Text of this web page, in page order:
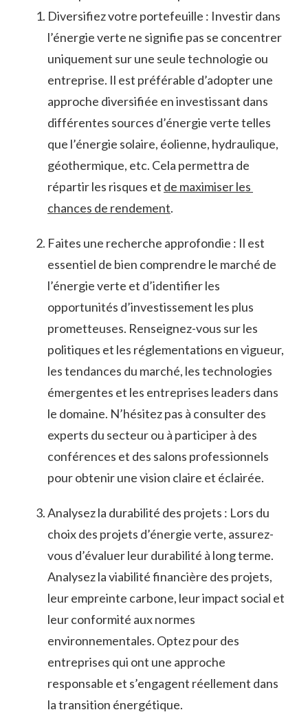
Diversifiez ‌votre portefeuille : Investir ⁣dans
l’énergie verte ne signifie pas se concentrer
⁣uniquement sur une seule technologie ou
entreprise.​ Il⁢ est préférable⁣ d’adopter une
approche diversifiée en investissant dans
différentes sources d’énergie verte telles
que l’énergie ​solaire, éolienne, hydraulique,⁣
géothermique, ⁤etc. ⁢Cela permettra⁣ de
répartir⁢ les⁢ risques ‍et de maximiser les ​
chances‍ de rendement.
Faites⁤ une recherche approfondie‍ :⁤ Il est
essentiel de bien comprendre⁢ le marché⁤ de
l’énergie verte et d’identifier les
opportunités d’investissement‌ les plus
prometteuses. Renseignez-vous sur les
politiques et les ⁣réglementations en vigueur,
les tendances ​du marché, ⁤les technologies
émergentes et les entreprises leaders​ dans⁢
le domaine. N’hésitez pas à consulter des
experts du secteur ou à participer ‌à des
conférences ⁤et des salons professionnels
pour obtenir une vision claire et éclairée.
Analysez la durabilité des projets : Lors du
choix des projets d’énergie verte, assurez-
vous d’évaluer leur​ durabilité à long⁣ terme.
Analysez la viabilité financière des‍ projets,
leur ⁤empreinte ​carbone,⁢ leur impact social et
leur conformité aux ⁢normes
environnementales. Optez pour des
entreprises ‌qui ont⁣ une approche
responsable ​et s’engagent réellement dans
la transition ​énergétique.